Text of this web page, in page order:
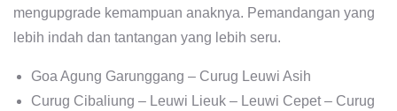
mengupgrade kemampuan anaknya. Pemandangan yang
lebih indah dan tantangan yang lebih seru.
Goa Agung Garunggang – Curug Leuwi Asih
Curug Cibaliung – Leuwi Lieuk – Leuwi Cepet – Curug